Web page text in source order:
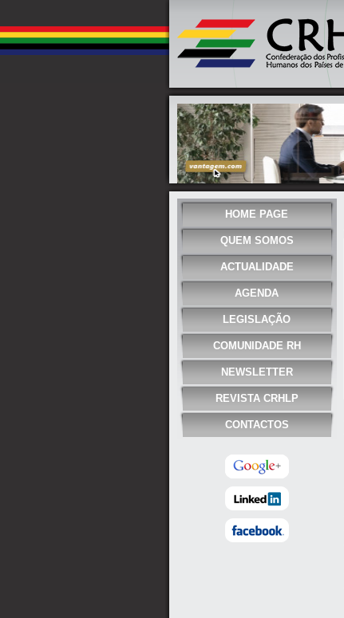
HOME PAGE
QUEM SOMOS
ACTUALIDADE
AGENDA
LEGISLAÇÃO
COMUNIDADE RH
NEWSLETTER
REVISTA CRHLP
CONTACTOS